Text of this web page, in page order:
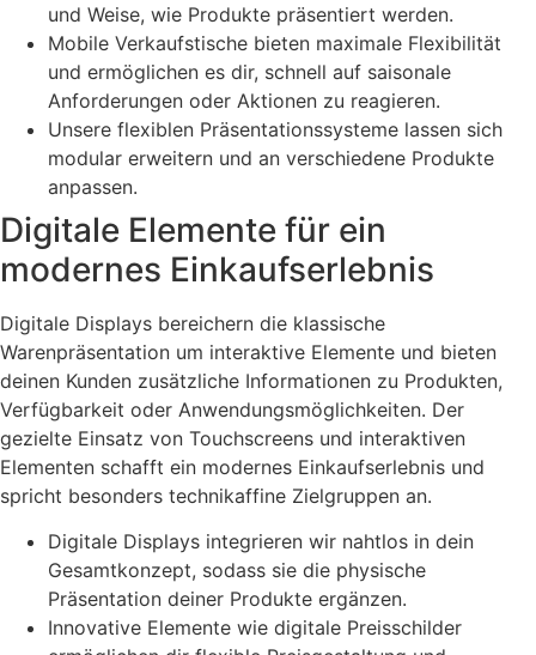
und Weise, wie Produkte präsentiert werden.
Mobile Verkaufstische bieten maximale Flexibilität
und ermöglichen es dir, schnell auf saisonale
Anforderungen oder Aktionen zu reagieren.
Unsere flexiblen Präsentationssysteme lassen sich
modular erweitern und an verschiedene Produkte
anpassen.
Digitale Elemente für ein
modernes Einkaufserlebnis
Digitale Displays bereichern die klassische
Warenpräsentation um interaktive Elemente und bieten
deinen Kunden zusätzliche Informationen zu Produkten,
Verfügbarkeit oder Anwendungsmöglichkeiten. Der
gezielte Einsatz von Touchscreens und interaktiven
Elementen schafft ein modernes Einkaufserlebnis und
spricht besonders technikaffine Zielgruppen an.
Digitale Displays integrieren wir nahtlos in dein
Gesamtkonzept, sodass sie die physische
Präsentation deiner Produkte ergänzen.
Innovative Elemente wie digitale Preisschilder